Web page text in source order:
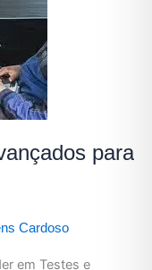
para
Cardoso
em Testes e